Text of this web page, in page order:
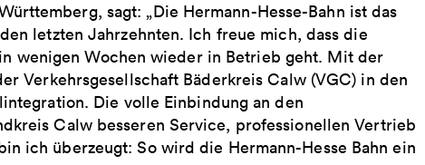
sagt: „Die Hermann-Hesse-Bahn ist das
letzten Jahrzehnten. Ich freue mich, dass die
wenigen Wochen wieder in Betrieb geht. Mit der
Verkehrsgesellschaft Bäderkreis Calw (VGC) in den
Die volle Einbindung an den
Calw besseren Service, professionellen Vertrieb
ich überzeugt: So wird die Hermann-Hesse Bahn ein